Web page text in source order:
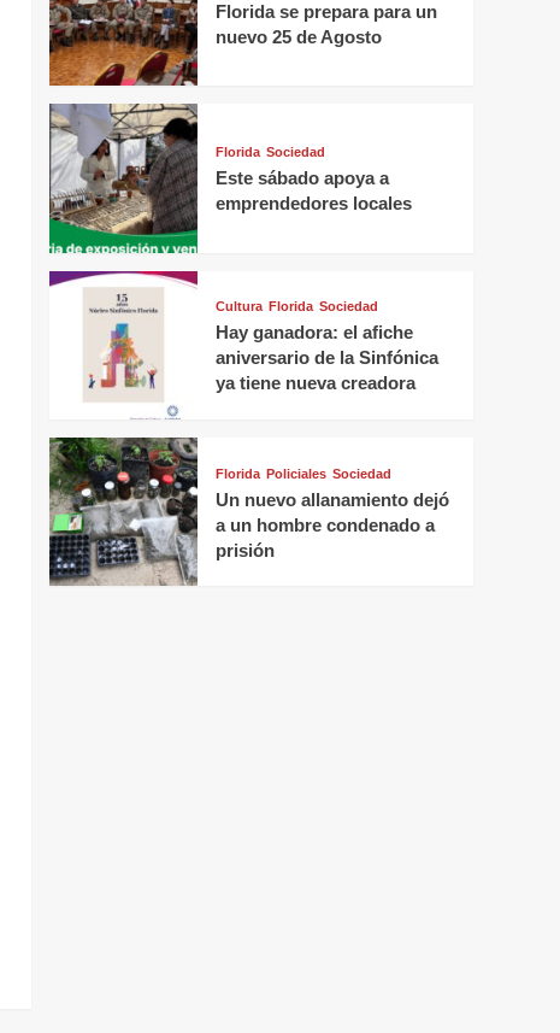
Florida se prepara para un
nuevo 25 de Agosto
Florida Sociedad
Este sábado apoya a
emprendedores locales
Cultura Florida Sociedad
Hay ganadora: el afiche
aniversario de la Sinfónica
ya tiene nueva creadora
Florida Policiales Sociedad
Un nuevo allanamiento dejó
a un hombre condenado a
prisión